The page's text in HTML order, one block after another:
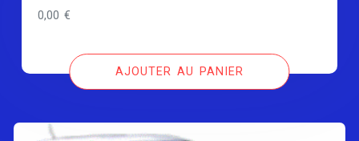
0,00€
AJOUTER AU PANIER